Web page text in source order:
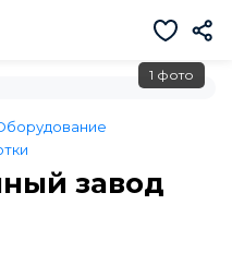
1 фото
завод